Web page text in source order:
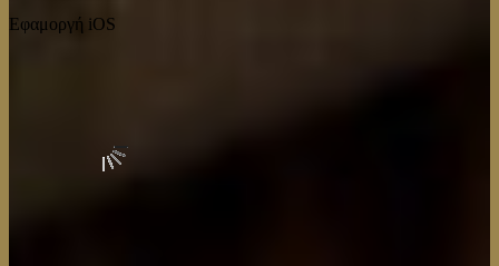
Εφαμοργή iOS